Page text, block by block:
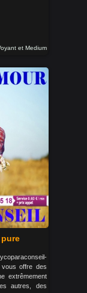
et Medium
vous offre des
extrêmement
autres, des